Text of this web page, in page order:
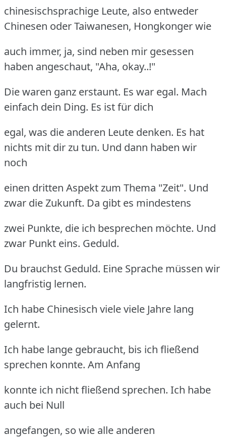
chinesischsprachige Leute, also entweder
Chinesen oder Taiwanesen, Hongkonger wie
auch immer, ja, sind neben mir gesessen
haben angeschaut, "Aha, okay..!"
Die waren ganz erstaunt. Es war egal. Mach
einfach dein Ding. Es ist für dich
egal, was die anderen Leute denken. Es hat
nichts mit dir zu tun. Und dann haben wir
noch
einen dritten Aspekt zum Thema "Zeit". Und
zwar die Zukunft. Da gibt es mindestens
zwei Punkte, die ich besprechen möchte. Und
zwar Punkt eins. Geduld.
Du brauchst Geduld. Eine Sprache müssen wir
langfristig lernen.
Ich habe Chinesisch viele viele Jahre lang
gelernt.
Ich habe lange gebraucht, bis ich fließend
sprechen konnte. Am Anfang
konnte ich nicht fließend sprechen. Ich habe
auch bei Null
angefangen, so wie alle anderen